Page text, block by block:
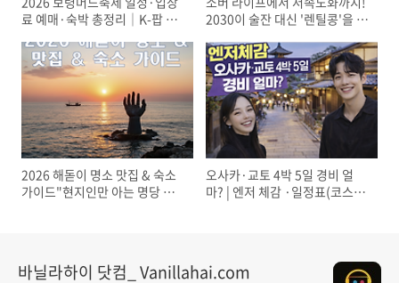
료 예매·숙박 총정리｜K-팝 슈
비물
2030이 술잔 대신 '렌틸콩'을 선
2026 해돋이 명소 맛집 & 숙소
가이드"현지인만 아는 명당 포
오사카·교토 4박 5일 경비 얼
마? | 엔저 체감 ·일정표(코스) +
바닐라하이 닷컴_ Vanillahai.com